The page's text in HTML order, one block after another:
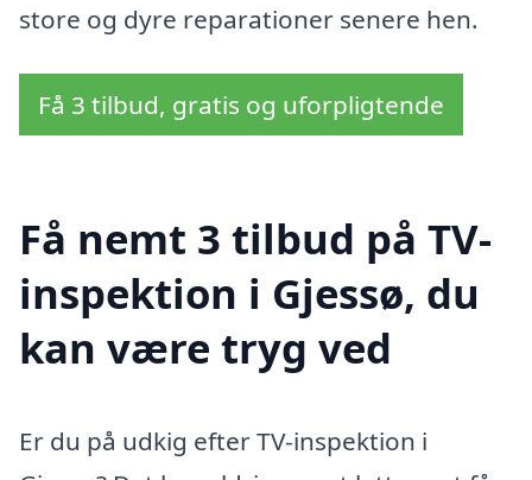
store og dyre reparationer senere hen.
Få 3 tilbud, gratis og uforpligtende
Få nemt 3 tilbud på TV-
inspektion i Gjessø, du
kan være tryg ved
Er du på udkig efter TV-inspektion i